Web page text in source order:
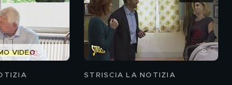
VIDEO
STRISCIA LA NOTIZIA